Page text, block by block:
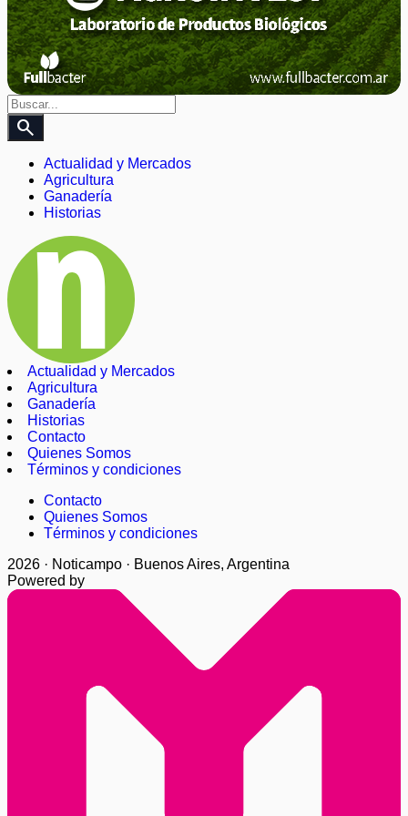
search
Actualidad y Mercados
Agricultura
Ganadería
Historias
Actualidad y Mercados
Agricultura
Ganadería
Historias
Contacto
Quienes Somos
Términos y condiciones
Contacto
Quienes Somos
Términos y condiciones
2026 · Noticampo · Buenos Aires, Argentina
Powered by